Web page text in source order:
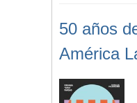
50 años
América